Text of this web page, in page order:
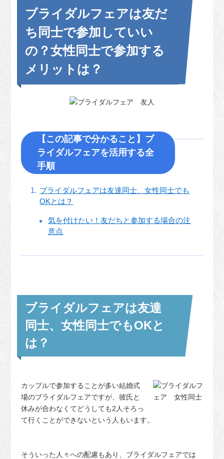
ブライダルフェアは友だ
ち同士で参加していい
の？女性同士で参加する
メリットは？
【この記事で分かること】ブ
ライダルフェアを活用する全
手順
ブライダルフェアは友達同士、女性同士でも
OKとは？
気を付けたい！友だちと参加する場合の注
意点
ブライダルフェアは友達
同士、女性同士でもOKと
は？
カップルで参加することが多い結婚式
場のブライダルフェアですが、彼氏と
休みが合わなくてどうしても2人そろっ
て行くことができないという人もいます。
そういった人々への配慮もあり、ブライダルフェアでは